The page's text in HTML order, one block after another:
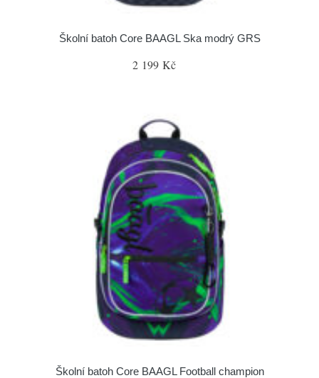
Školní batoh Core BAAGL Ska modrý GRS
2 199 Kč
Školní batoh Core BAAGL Football champion